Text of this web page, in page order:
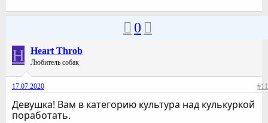
0
H Heart Throb
Любитель собак
17.07.2020 #11
Девушка! Вам в категорию культура над кулькуркой
поработать.